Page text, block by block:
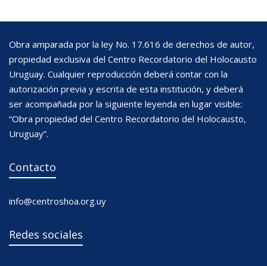
Obra amparada por la ley No. 17.616 de derechos de autor,
propiedad exclusiva del Centro Recordatorio del Holocausto
Uruguay. Cualquier reproducción deberá contar con la
autorización previa y escrita de esta institución, y deberá
ser acompañada por la siguiente leyenda en lugar visible:
“Obra propiedad del Centro Recordatorio del Holocausto,
Uruguay”.
Contacto
info@centroshoa.org.uy
Redes sociales